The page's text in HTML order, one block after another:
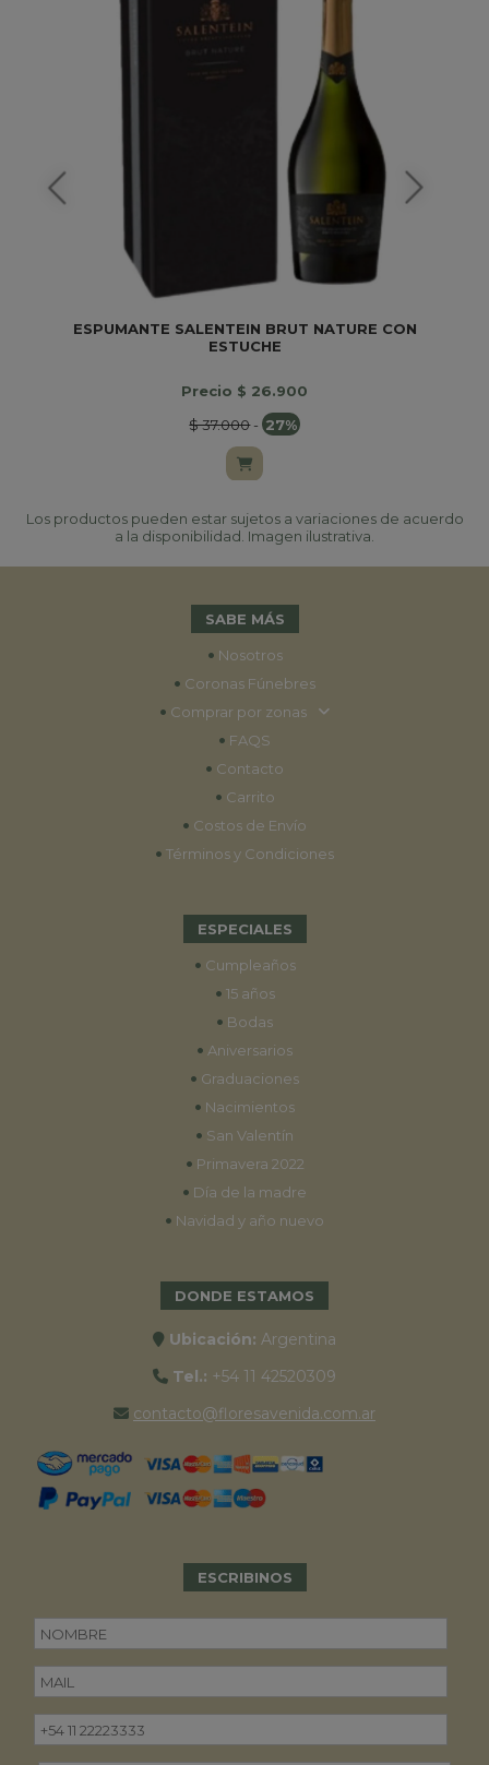
ESPUMANTE SALENTEIN BRUT NATURE CON
ESTUCHE
Precio $ 26.900
$ 37.000- 27%
Los productos pueden estar sujetos a variaciones de acuerdo
a la disponibilidad. Imagen ilustrativa.
SABE MÁS
• Nosotros
• Coronas Fúnebres
• Comprar por zonas
• FAQS
• Contacto
• Carrito
• Costos de Envío
• Términos y Condiciones
ESPECIALES
• Cumpleaños
• 15 años
• Bodas
• Aniversarios
• Graduaciones
• Nacimientos
• San Valentín
• Primavera 2022
• Día de la madre
• Navidad y año nuevo
DONDE ESTAMOS
Ubicación: Argentina
Tel.: +54 11 42520309
contacto@floresavenida.com.ar
ESCRIBINOS